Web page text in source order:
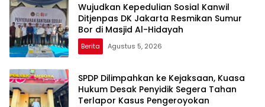
Wujudkan Kepedulian Sosial Kanwil
Ditjenpas DK Jakarta Resmikan Sumur
Bor di Masjid Al-Hidayah
Berita Agustus 5, 2026
SPDP Dilimpahkan ke Kejaksaan, Kuasa
Hukum Desak Penyidik Segera Tahan
Terlapor Kasus Pengeroyokan